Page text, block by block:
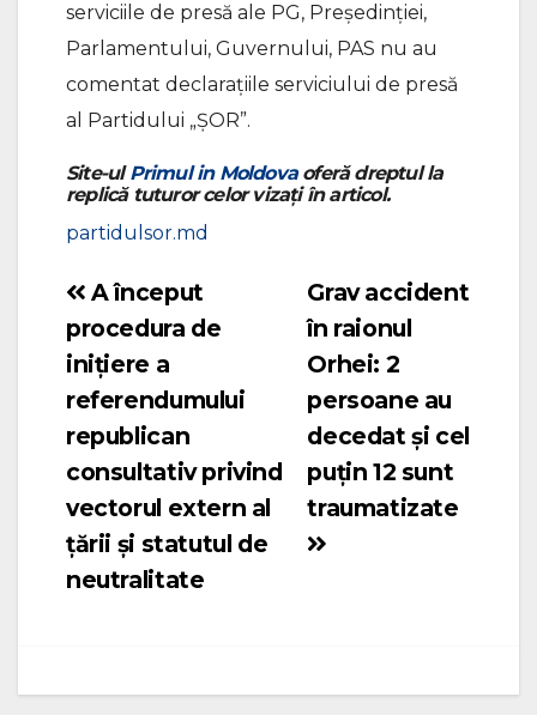
serviciile de presă ale PG, Președinției,
Parlamentului, Guvernului, PAS nu au
comentat declarațiile serviciului de presă
al Partidului „ȘOR”.
Site-ulPrimul in Moldovaoferă dreptul la
replică tuturor celor vizați în articol.
partidulsor.md
Navigare
în
articole
Grav accident
în raionul
Orhei: 2
persoane au
decedat și cel
puțin 12 sunt
traumatizate
A început
procedura de
inițiere a
referendumului
republican
consultativ privind
vectorul extern al
țării și statutul de
neutralitate